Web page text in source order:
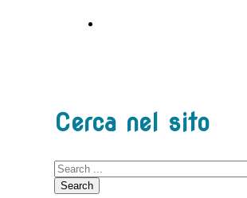
Cerca nel sito
Search